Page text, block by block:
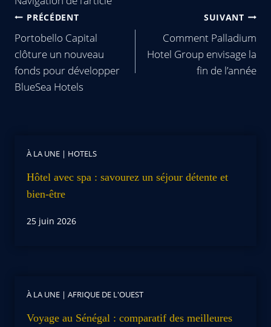
PRÉCÉDENT
Portobello Capital
clôture un nouveau
fonds pour développer
BlueSea Hotels
SUIVANT
Comment Palladium
Hotel Group envisage la
fin de l’année
À LA UNE | HOTELS
Hôtel avec spa : savourez un séjour détente et
bien-être
25 juin 2026
À LA UNE | AFRIQUE DE L'OUEST
Voyage au Sénégal : comparatif des meilleures